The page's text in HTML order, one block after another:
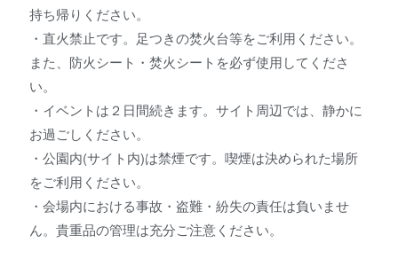
持ち帰りください。
・直火禁止です。足つきの焚火台等をご利用ください。
また、防火シート・焚火シートを必ず使用してくださ
い。
・イベントは２日間続きます。サイト周辺では、静かに
お過ごしください。
・公園内(サイト内)は禁煙です。喫煙は決められた場所
をご利用ください。
・会場内における事故・盗難・紛失の責任は負いませ
ん。貴重品の管理は充分ご注意ください。